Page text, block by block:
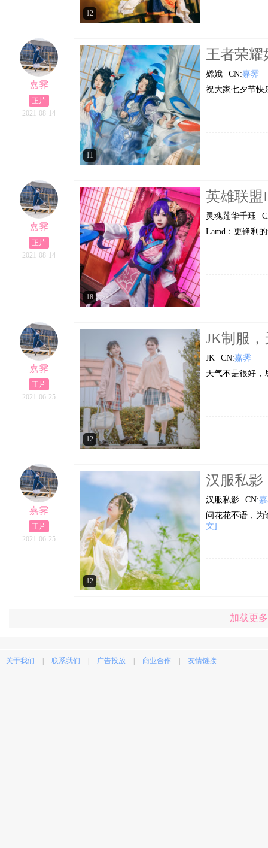
12
嘉霁
正片
2021-08-14
11
王者荣耀
嫦娥 CN:嘉霁
祝大家七夕节
嘉霁
正片
2021-08-14
18
英雄联盟
灵魂莲华千珏
Lamd：更锋利
嘉霁
正片
2021-06-25
12
JK制服
JK CN:嘉霁
天气不是很好，
嘉霁
正片
2021-06-25
12
汉服私影
汉服私影 CN:
问花花不语，为
文]
加载更
关于我们 联系我们 广告投放 商业合作 友情链接